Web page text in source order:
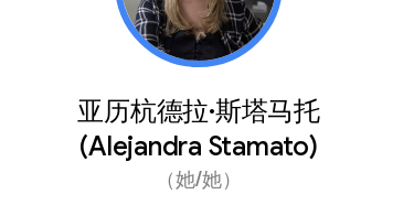
亚历杭德拉·斯塔马托
(Alejandra Stamato)
（她/她）